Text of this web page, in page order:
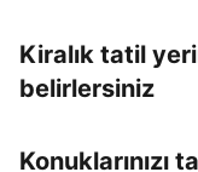
Kiralık tatil
belirlersiniz
Konuklarınızı